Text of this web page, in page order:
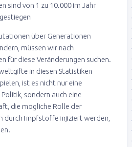
sind von 1 zu 10.000 im Jahr
über Generationen
müssen wir nach
für diese Veränderungen suchen.
in diesen Statistiken
ist es nicht nur eine
sondern auch eine
die mögliche Rolle der
durch Impfstoffe injiziert werden,